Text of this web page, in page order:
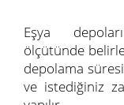
Eşya
ölçütünde
depolama
ve istediğiniz